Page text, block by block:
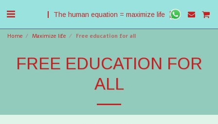
The human equation = maximize life
Home Maximize life Free education for all
FREE EDUCATION FOR
ALL